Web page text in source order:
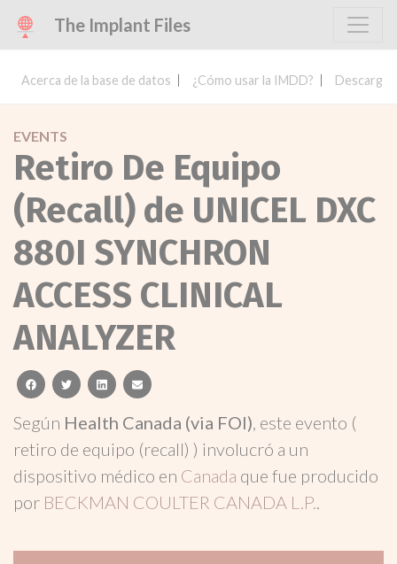
The Implant Files
Acerca de la base de datos ¿Cómo usar la IMDD? Descargar
EVENTS
Retiro De Equipo
(Recall) de UNICEL DXC
880I SYNCHRON
ACCESS CLINICAL
ANALYZER
facebooktwitterlinkedinemail
Según Health Canada (via FOI), este evento (
retiro de equipo (recall) ) involucró a un
dispositivo médico en Canada que fue producido
por BECKMAN COULTER CANADA L.P..